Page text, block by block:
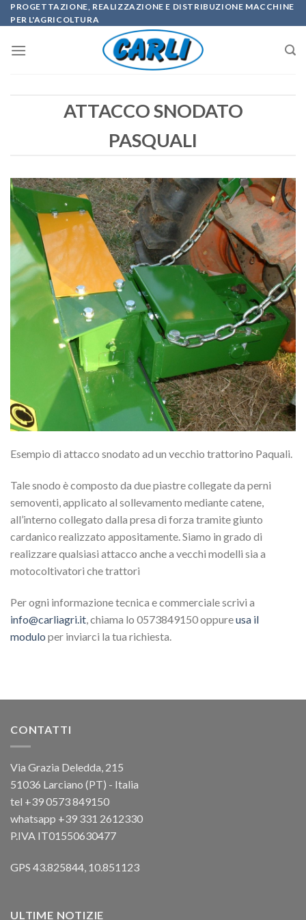
Skip
to
PROGETTAZIONE, REALIZZAZIONE E DISTRIBUZIONE MACCHINE
PER L'AGRICOLTURA
ATTACCO SNODATO
PASQUALI
Esempio di attacco snodato ad un vecchio trattorino Paquali.
Tale snodo è composto da due piastre collegate da perni
semoventi, applicato al sollevamento mediante catene,
all’interno collegato dalla presa di forza tramite giunto
cardanico realizzato appositamente. Siamo in grado di
realizzare qualsiasi attacco anche a vecchi modelli sia a
motocoltivatori che trattori
Per ogni informazione tecnica e commerciale scrivi a
info@carliagri.it , chiama lo 0573849150 oppureusa il
modulo per inviarci la tua richiesta.
CONTATTI
Via Grazia Deledda, 215
51036 Larciano (PT) - Italia
tel +39 0573 849150
whatsapp +39 331 2612330
P.IVA IT01550630477
GPS 43.825844, 10.851123
ULTIME NOTIZIE